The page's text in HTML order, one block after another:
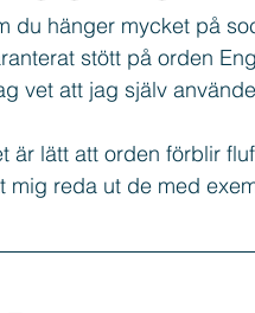
Texter Threads
du hänger mycket på
stött på orden
vet att jag själv
är lätt att orden förblir
mig reda ut de med